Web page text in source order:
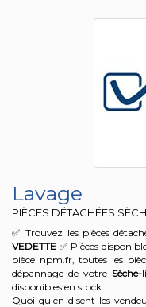
Lavage
PIÈCES DÉTACHÉES
✅ Trouvez les pièces
VEDETTE ✅ Pièces
pièce npm.fr, toutes les
dépannage de votre
disponibles en stock.
Quoi qu'en disent les